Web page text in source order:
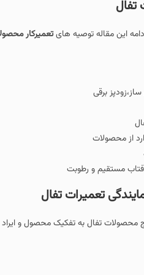
تفال
این مقاله توصیه هایتعمیرکار
برقی
از محصولات
مستقیم و رطوبت
تعمیرات تفال
تفال به تفکیک محصول و ایراد